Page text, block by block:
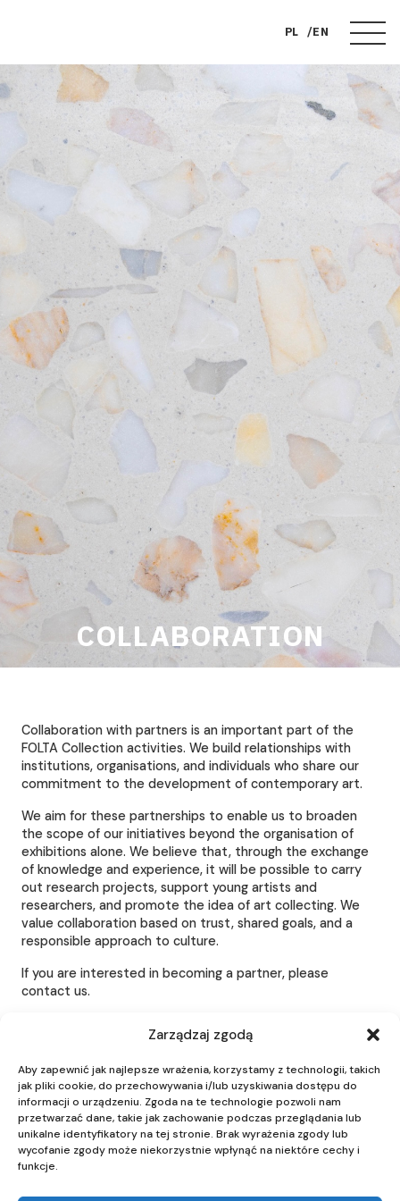
Zarządzaj zgodą
Aby zapewnić jak najlepsze wrażenia, korzystamy z technologii, takich
jak pliki cookie, do przechowywania i/lub uzyskiwania dostępu do
informacji o urządzeniu. Zgoda na te technologie pozwoli nam
przetwarzać dane, takie jak zachowanie podczas przeglądania lub
unikalne identyfikatory na tej stronie. Brak wyrażenia zgody lub
wycofanie zgody może niekorzystnie wpłynąć na niektóre cechy i
funkcje.
FOUNDATION
EVENTS
COLLECTION
TICKETS
BOOK
PRESS
CONTACT
PL EN
COLLABORATION
Collaboration with partners is an important part of the
FOLTA Collection activities. We build relationships with
institutions, organisations, and individuals who share our
commitment to the development of contemporary art.
We aim for these partnerships to enable us to broaden
the scope of our initiatives beyond the organisation of
exhibitions alone. We believe that, through the exchange
of knowledge and experience, it will be possible to carry
out research projects, support young artists and
researchers, and promote the idea of art collecting. We
value collaboration based on trust, shared goals, and a
responsible approach to culture.
If you are interested in becoming a partner, please
contact us.
QUICK LINKS
Visiting regulations
Collaboration
JOIN US